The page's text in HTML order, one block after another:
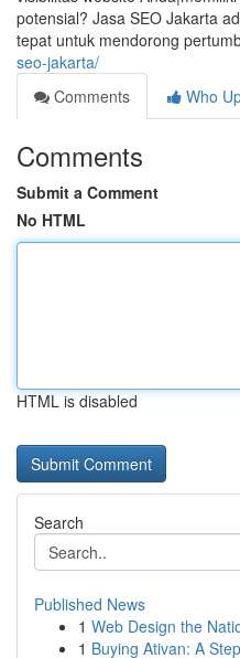
potensial? Jasa SEO Jakarta
tepat untuk mendorong
seo-jakarta/
Comments
Who
Comments
Submit a Comment
No HTML
HTML is disabled
Search
Published News
1 Web Design the
1 Buying Ativan: A